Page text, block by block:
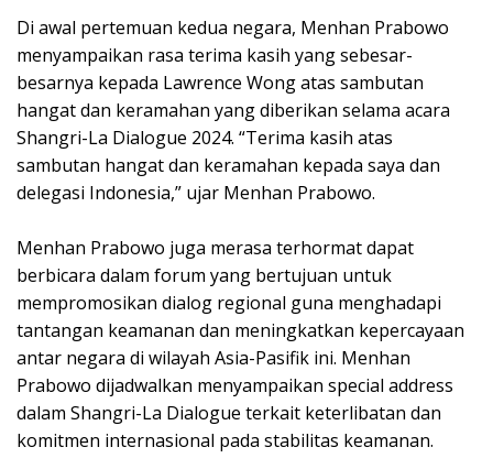
Di awal pertemuan kedua negara, Menhan Prabowo
menyampaikan rasa terima kasih yang sebesar-
besarnya kepada Lawrence Wong atas sambutan
hangat dan keramahan yang diberikan selama acara
Shangri-La Dialogue 2024. “Terima kasih atas
sambutan hangat dan keramahan kepada saya dan
delegasi Indonesia,” ujar Menhan Prabowo.
Menhan Prabowo juga merasa terhormat dapat
berbicara dalam forum yang bertujuan untuk
mempromosikan dialog regional guna menghadapi
tantangan keamanan dan meningkatkan kepercayaan
antar negara di wilayah Asia-Pasifik ini. Menhan
Prabowo dijadwalkan menyampaikan special address
dalam Shangri-La Dialogue terkait keterlibatan dan
komitmen internasional pada stabilitas keamanan.